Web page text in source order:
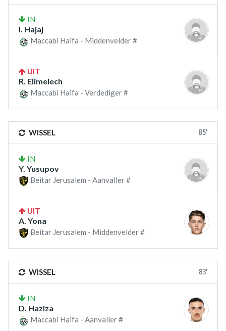
IN
I. Hajaj
Maccabi Haifa - Middenvelder #
UIT
R. Elimelech
Maccabi Haifa - Verdediger #
WISSEL 85'
IN
Y. Yusupov
Beitar Jerusalem - Aanvaller #
UIT
A. Yona
Beitar Jerusalem - Middenvelder #
WISSEL 83'
IN
D. Haziza
Maccabi Haifa - Aanvaller #